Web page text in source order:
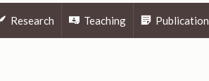
Research Teaching